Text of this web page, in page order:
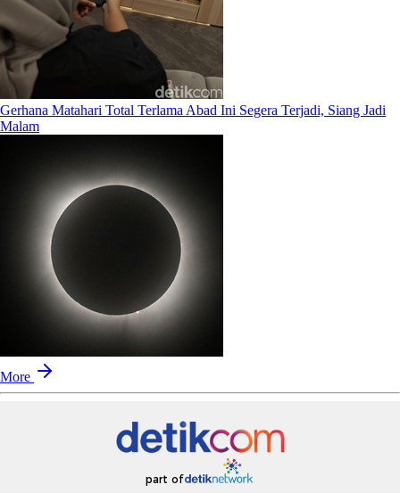
Gerhana Matahari Total Terlama Abad Ini Segera Terjadi, Siang Jadi
Malam
More
part of